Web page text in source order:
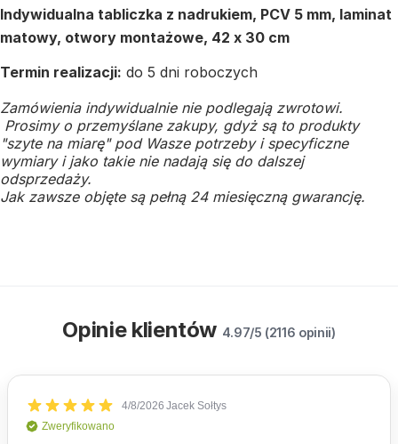
Indywidualna tabliczka z nadrukiem, PCV 5 mm, laminat
matowy, otwory montażowe, 42 x 30 cm
Termin realizacji: do 5 dni roboczych
Zamówienia indywidualnie nie podlegają zwrotowi.
Prosimy o przemyślane zakupy, gdyż są to produkty
"szyte na miarę" pod Wasze potrzeby i specyficzne
wymiary i jako takie nie nadają się do dalszej
odsprzedaży.
Jak zawsze objęte są pełną 24 miesięczną gwarancję.
Opinie klientów 4.97/5 (2116 opinii)